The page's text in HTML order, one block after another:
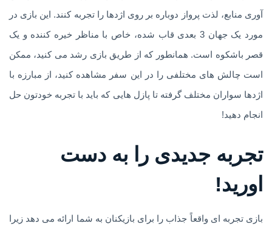
آوری منابع، لذت پرواز دوباره بر روی اژدها را تجربه کنند. این بازی در
مورد یک جهان 3 بعدی قاب شده، خاص با مناظر خیره کننده و یک
قصر باشکوه است. همانطور که از طریق بازی رشد می کنید، ممکن
است چالش های مختلفی را در این سفر مشاهده کنید، از مبارزه با
اژدها سواران مختلف گرفته تا پازل هایی که باید با تجربه خودتون حل
انجام دهید!
تجربه جدیدی را به دست
اورید!
بازی تجربه ای واقعاً جذاب را برای بازیکنان به شما ارائه می دهد زیرا